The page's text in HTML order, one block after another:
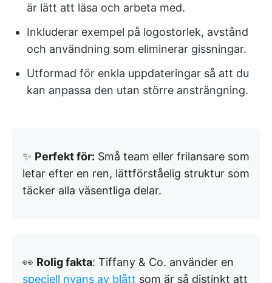
är lätt att läsa och arbeta med.
Inkluderar exempel på logostorlek, avstånd
och användning som eliminerar gissningar.
Utformad för enkla uppdateringar så att du
kan anpassa den utan större ansträngning.
✨ Perfekt för: Små team eller frilansare som
letar efter en ren, lättförståelig struktur som
täcker alla väsentliga delar.
👀 Rolig fakta: Tiffany & Co. använder en
speciell nyans av blått som är så distinkt att